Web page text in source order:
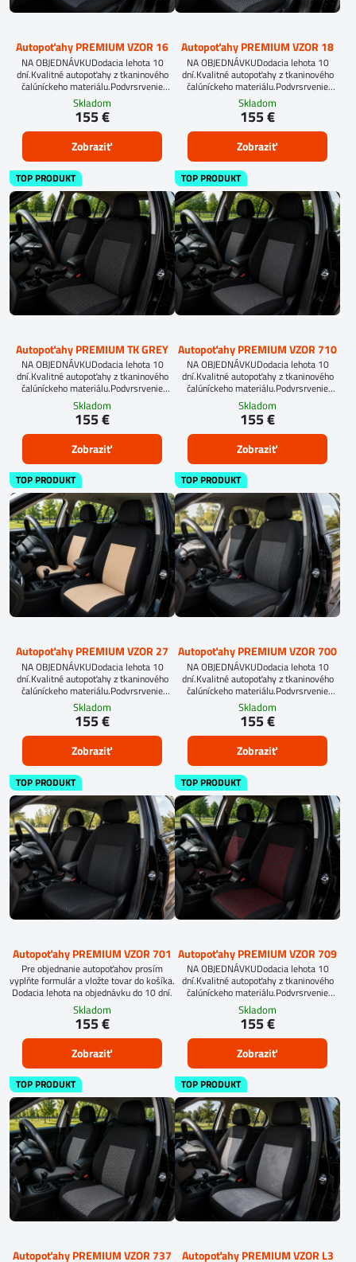
Autopoťahy PREMIUM VZOR 16
NA OBJEDNÁVKUDodacia lehota 10
dní.Kvalitné autopoťahy z tkaninového
čalúníckeho materiálu.Podvrsrvenie
molitan 5 mm.
Skladom
155 €
Zobraziť
Autopoťahy PREMIUM VZOR 18
NA OBJEDNÁVKUDodacia lehota 10
dní.Kvalitné autopoťahy z tkaninového
čalúníckeho materiálu.Podvrsrvenie
molitan 5 mm.Pre objednanie autopoťahu
na mieru je potrebné vyplniť
objednávkový formulár.OBJEDNAŤ TU
Skladom
155 €
Zobraziť
TOP PRODUKT
Autopoťahy PREMIUM TK GREY
NA OBJEDNÁVKUDodacia lehota 10
dní.Kvalitné autopoťahy z tkaninového
čalúníckeho materiálu.Podvrsrvenie
molitan 5 mm.Pre objednanie autopoťahu
na mieru je potrebné vyplniť
objednávkový formulár.OBJEDNAŤ TU
Skladom
155 €
Zobraziť
TOP PRODUKT
Autopoťahy PREMIUM VZOR 710
NA OBJEDNÁVKUDodacia lehota 10
dní.Kvalitné autopoťahy z tkaninového
čalúníckeho materiálu.Podvrsrvenie
molitan 5 mm.Pre objednanie autopoťahu
na mieru je potrebné vyplniť
objednávkový formulár.OBJEDNAŤ TU
Skladom
155 €
Zobraziť
TOP PRODUKT
Autopoťahy PREMIUM VZOR 27
NA OBJEDNÁVKUDodacia lehota 10
dní.Kvalitné autopoťahy z tkaninového
čalúníckeho materiálu.Podvrsrvenie
molitan 5 mm.
Skladom
155 €
Zobraziť
TOP PRODUKT
Autopoťahy PREMIUM VZOR 700
NA OBJEDNÁVKUDodacia lehota 10
dní.Kvalitné autopoťahy z tkaninového
čalúníckeho materiálu.Podvrsrvenie
molitan 5 mm.
Skladom
155 €
Zobraziť
TOP PRODUKT
Autopoťahy PREMIUM VZOR 701
Pre objednanie autopoťahov prosím
vyplňte formulár a vložte tovar do košíka.
Dodacia lehota na objednávku do 10 dní.
Skladom
155 €
Zobraziť
TOP PRODUKT
Autopoťahy PREMIUM VZOR 709
NA OBJEDNÁVKUDodacia lehota 10
dní.Kvalitné autopoťahy z tkaninového
čalúníckeho materiálu.Podvrsrvenie
molitan 5 mm.
Skladom
155 €
Zobraziť
TOP PRODUKT
Autopoťahy PREMIUM VZOR 737
TOP PRODUKT
Autopoťahy PREMIUM VZOR L3